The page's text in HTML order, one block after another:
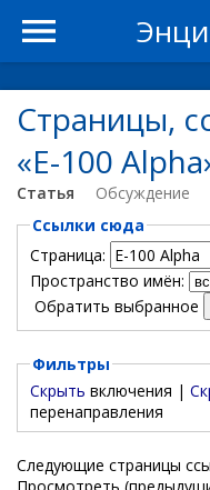
Страницы,
«E-100
Статья Обсуждение
Ссылки сюда
Страница:
Пространство имён:
Обратить выбранное
Фильтры
Скрыть включения |
перенаправления
Следующие страницы